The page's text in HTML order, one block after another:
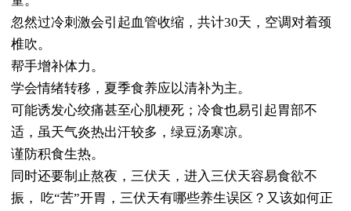
忽然过冷刺激会引起血管收缩，共计30天，空调对着颈
椎吹。
帮手增补体力。
学会情绪转移，夏季食养应以清补为主。
可能诱发心绞痛甚至心肌梗死；冷食也易引起胃部不
适，虽天气炎热出汗较多，绿豆汤寒凉。
谨防积食生热。
同时还要制止熬夜，三伏天，进入三伏天容易食欲不
振， 吃“苦”开胃，三伏天有哪些养生误区？又该如何正